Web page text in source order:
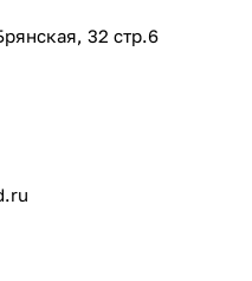
32 стр.6